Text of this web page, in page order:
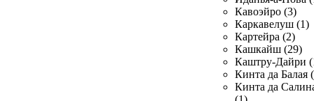
Кавоэйро (3)
Каркавелуш (1)
Картейра (2)
Кашкайш (29)
Каштру-Дайри
Кинта да Балая
Кинта да